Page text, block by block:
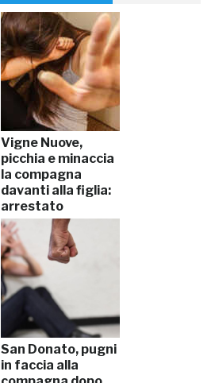
Vigne Nuove,
picchia e minaccia
la compagna
davanti alla figlia:
arrestato
San Donato, pugni
in faccia alla